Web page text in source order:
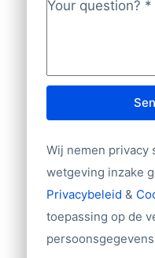
Your question?
Wij nemen privacy
wetgeving inzake
Privacybeleid &
toepassing op de